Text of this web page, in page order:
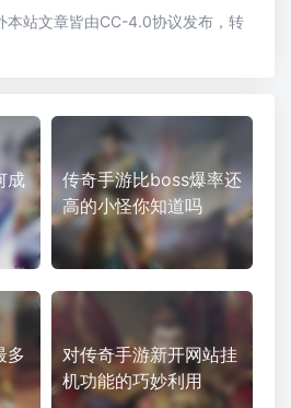
本站文章皆由CC-4.0协议发布，转
成
传奇手游比boss爆率还
高的小怪你知道吗
多
对传奇手游新开网站挂
机功能的巧妙利用